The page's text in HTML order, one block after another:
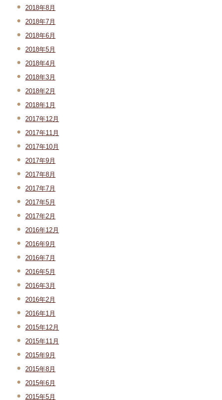
2018年8月
2018年7月
2018年6月
2018年5月
2018年4月
2018年3月
2018年2月
2018年1月
2017年12月
2017年11月
2017年10月
2017年9月
2017年8月
2017年7月
2017年5月
2017年2月
2016年12月
2016年9月
2016年7月
2016年5月
2016年3月
2016年2月
2016年1月
2015年12月
2015年11月
2015年9月
2015年8月
2015年6月
2015年5月